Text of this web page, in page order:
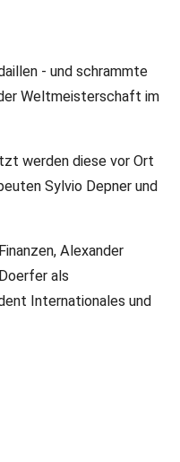
stehen fest
in Wuxi
- und schrammte
Weltmeisterschaft im
werden diese vor Ort
Sylvio Depner und
Alexander
als
Internationales und